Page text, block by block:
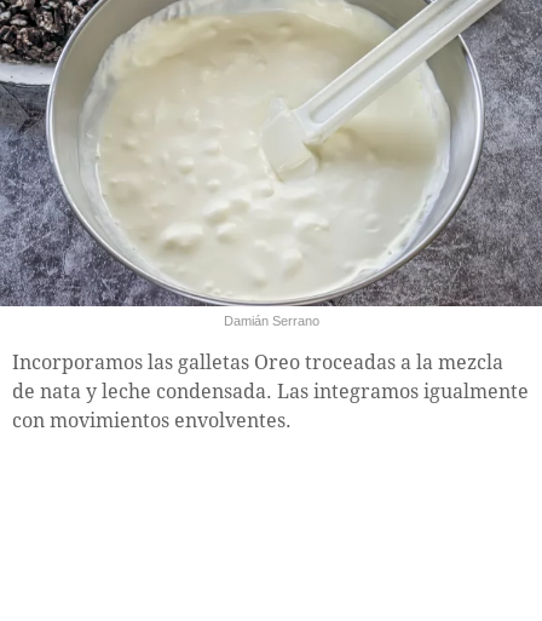
Damián Serrano
Incorporamos las galletas Oreo troceadas a la mezcla
de nata y leche condensada. Las integramos igualmente
con movimientos envolventes.